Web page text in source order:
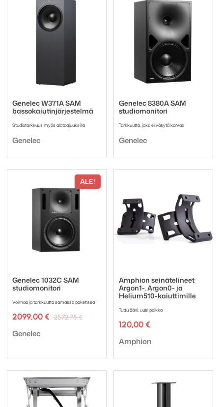
Genelec W371A SAM
bassokaiutinjärjestelmä
Studiotarkkuus myös alataajuuksilla
Tuotemerkki:
Genelec
Genelec 8380A SAM
studiomonitori
Tarkkuutta, joka ei väsytä korvaa
Tuotemerkki:
Genelec
ALE!
Genelec 1032C SAM
studiomonitori
Voimaa ja tarkkuutta samassa paketissa
2572,75€Alkuperäinen
2572,75 €.
2099,00 €
Nykyinen
2099,00 €.
Tuotemerkki:
Genelec
Amphion seinätelineet
Argon1-, Argon0- ja
Helium510-kaiuttimille
Tuttu ääni, uusi paikka
120,00 €
Tuotemerkki:
Amphion